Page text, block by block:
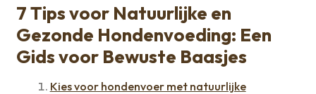
7 Tips voor Natuurlijke en
Gezonde Hondenvoeding: Een
Gids voor Bewuste Baasjes
Kies voor hondenvoer met natuurlijke